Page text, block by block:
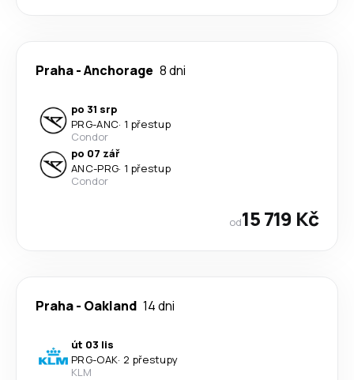
Praha-Anchorage 8 dni
po 31 srp
PRG-ANC· 1 přestup
Condor
po 07 zář
ANC-PRG· 1 přestup
Condor
od15 719 Kč
Praha- Oakland 14 dni
út 03 lis
PRG-OAK· 2 přestupy
KLM